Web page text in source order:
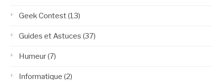
Geek Contest(13)
Guides et Astuces (37)
Humeur(7)
Informatique (2)